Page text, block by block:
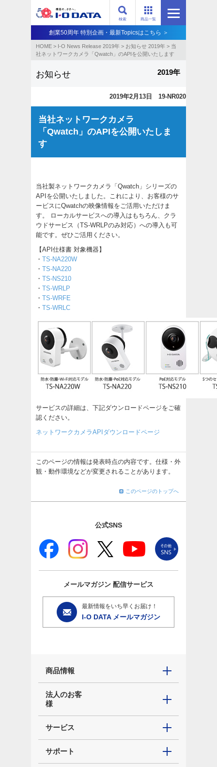
商品一覧
検索
創業50周年 特別企画・最新Topicsはこちら ＞
HOME > I-O News Release 2019年 > お知らせ 2019年 > 当
社ネットワークカメラ「Qwatch」のAPIを公開いたします
お知らせ 2019年
2019年2月13日 19-NR020
当社ネットワークカメラ
「Qwatch」のAPIを公開いたしま
す
当社製ネットワークカメラ「Qwatch」シリーズの
APIを公開いたしました。これにより、お客様のサ
ービスにQwatchの映像情報をご活用いただけま
す。 ローカルサービスへの導入はもちろん、クラ
ウドサービス（TS-WRLPのみ対応）への導入も可
能です。ぜひご活用ください。
【API仕様書 対象機器】
・ TS-NA220W
・ TS-NA220
・ TS-NS210
・ TS-WRLP
・ TS-WRFE
・ TS-WRLC
サービスの詳細は、下記ダウンロードページをご確
認ください。
ネットワークカメラAPIダウンロードページ
このページの情報は発表時点の内容です。仕様・外
観・動作環境などが変更されることがあります。
このページのトップへ
公式SNS
メールマガジン 配信サービス
最新情報をいち早くお届け！
I-O DATA メールマガジン
商品情報
法人のお客
様
サービス
サポート